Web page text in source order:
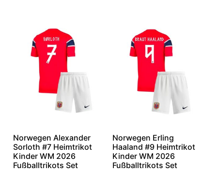
Norwegen Alexander
Sorloth #7 Heimtrikot
Kinder WM 2026
Fußballtrikots Set
Norwegen Erling
Haaland #9 Heimtrikot
Kinder WM 2026
Fußballtrikots Set